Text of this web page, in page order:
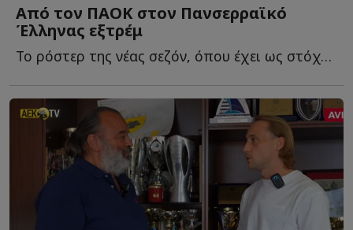
Από τον ΠΑΟΚ στον Πανσερραϊκό
Έλληνας εξτρέμ
Το ρόστερ της νέας σεζόν, όπου έχει ως στόχο την άμεση ε...